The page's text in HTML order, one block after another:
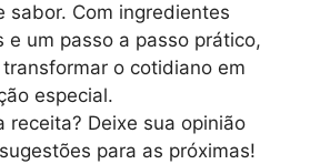
sabor. Com ingredientes
e um passo a passo prático,
o cotidiano em
especial.
receita? Deixe sua opinião
para as próximas!